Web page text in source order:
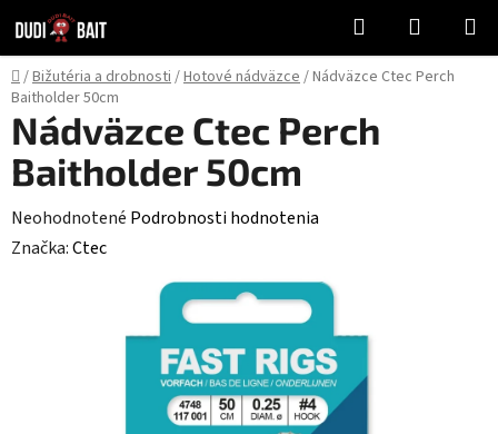
na
obsah
Hľadať
KOŠÍK
Domov
/Bižutéria a drobnosti/Hotové nádväzce/Nádväzce Ctec Perch
Baitholder 50cm
Nádväzce Ctec Perch
Baitholder 50cm
Priemerné
hodnotenie
Neohodnotené Podrobnosti hodnotenia
Značka:Ctec